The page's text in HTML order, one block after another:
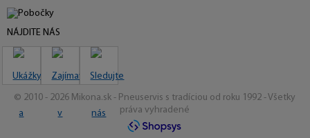
NÁJDITE NÁS
© 2010 - 2026 Mikona.sk - Pneuservis s tradíciou od roku 1992 - Všetky
práva vyhradené